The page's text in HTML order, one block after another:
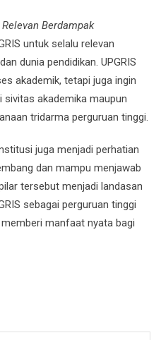
Relevan Berdampak
untuk selalu relevan
dunia pendidikan. UPGRIS
akademik, tetapi juga ingin
akademika maupun
tridarma perguruan tinggi.
juga menjadi perhatian
dan mampu menjawab
tersebut menjadi landasan
sebagai perguruan tinggi
manfaat nyata bagi